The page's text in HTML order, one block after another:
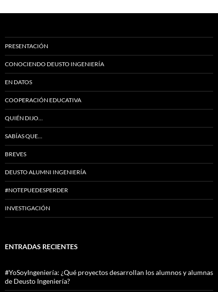
PRESENTACIÓN
CONOCIENDO DEUSTO INGENIERÍA
EN DATOS
COOPERACIÓN EDUCATIVA
QUIÉN DIJO…
SABÍAS QUE…
BREVES
DEUSTO ALUMNI INGENIERÍA
#NOTEPUEDESPERDER
INVESTIGACIÓN
ENTRADAS RECIENTES
#YoSoyIngeniería: ¿Qué proyectos desarrollan los alumnos y alumnas
de Deusto Ingeniería?